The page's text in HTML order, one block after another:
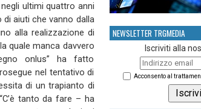
NEWSLETTER TRGMEDIA
Iscriviti alla
Acconsento al